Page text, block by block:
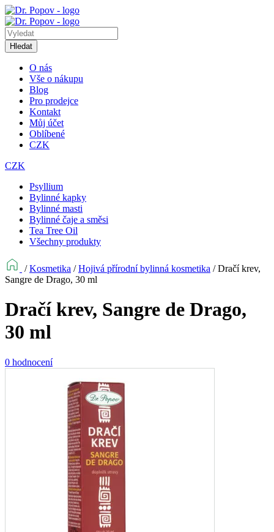
Hledat
O nás
Vše o nákupu
Blog
Pro prodejce
Kontakt
Můj účet
Oblíbené
CZK
CZK
Psyllium
Bylinné kapky
Bylinné masti
Bylinné čaje a směsi
Tea Tree Oil
Všechny produkty
/Kosmetika /Hojivá přírodní bylinná kosmetika /Dračí krev,
Sangre de Drago, 30 ml
Dračí krev, Sangre de Drago,
30 ml
0 hodnocení